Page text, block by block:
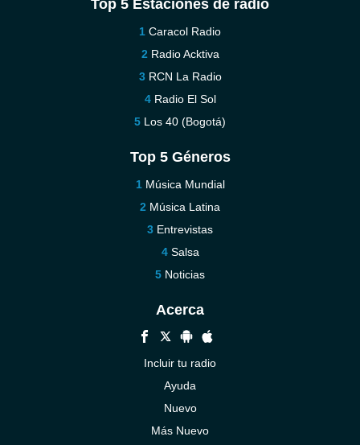
Top 5 Estaciones de radio
Caracol Radio
Radio Acktiva
RCN La Radio
Radio El Sol
Los 40 (Bogotá)
Top 5 Géneros
Música Mundial
Música Latina
Entrevistas
Salsa
Noticias
Acerca
Incluir tu radio
Ayuda
Nuevo
Más Nuevo